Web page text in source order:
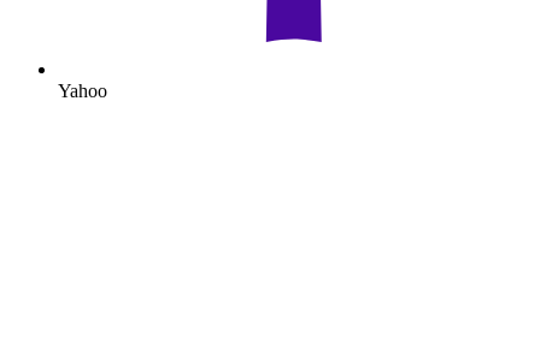
Yahoo